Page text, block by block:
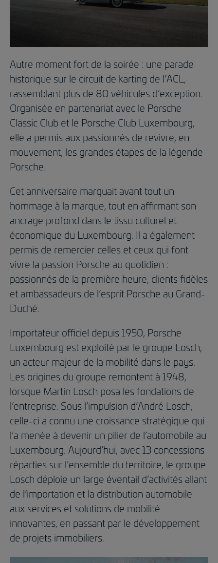
Autre moment fort de la soirée : une parade
historique sur le circuit de karting de l’ACL,
rassemblant plus de 80 véhicules d’exception.
Organisée en partenariat avec le Porsche
Classic Club et le Porsche Club Luxembourg,
elle a permis aux passionnés de revivre, en
mouvement, les grandes étapes de la légende
Porsche.
Cet anniversaire marquait avant tout un
hommage à la marque, tout en affirmant son
ancrage profond dans le tissu culturel et
économique du Luxembourg. Il a également
permis de remercier celles et ceux qui font
vivre la passion Porsche au quotidien :
passionnés de la première heure, clients fidèles
et ambassadeurs de l’esprit Porsche au Grand-
Duché.
Importateur officiel depuis 1950, Porsche
Luxembourg est exploité par le groupe Losch,
un acteur majeur de la mobilité dans le pays.
Les origines du groupe remontent à 1948,
lorsque Martin Losch posa les fondations de
l’entreprise. Sous l’impulsion d’André Losch,
celle-ci a connu une croissance stratégique qui
l’a menée à devenir un pilier de l’automobile au
Luxembourg. Aujourd’hui, avec 13 concessions
réparties sur l’ensemble du territoire, le groupe
Losch déploie un large éventail d’activités allant
de l’importation et la distribution automobile
aux services et solutions de mobilité
innovantes, en passant par le développement
de projets immobiliers.